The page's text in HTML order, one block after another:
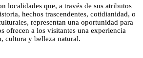
localidades que, a través de sus atributos
hechos trascendentes, cotidianidad, o
representan una oportunidad para
ofrecen a los visitantes una experiencia
cultura y belleza natural.